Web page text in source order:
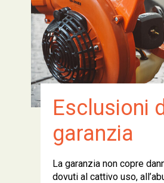
Esclusioni
garanzia
La garanzia non copre
dovuti al cattivo uso,